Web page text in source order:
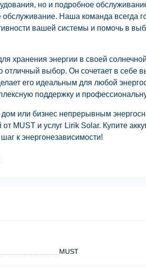
но и подробное
Наша команда всегда
вашей системы и помочь в
хранения энергии в своей
отличный выбор. Он сочетает в себе
его идеальным для любой
поддержку и
дом или бизнес непрерывным
MUST и услуг Lirik Solar. Купите
к энергонезависимости!
MUST